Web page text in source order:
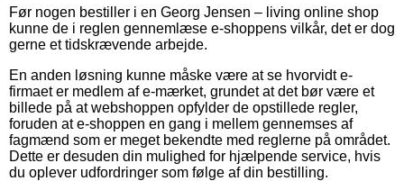
Før nogen bestiller i en Georg Jensen – living online shop
kunne de i reglen gennemlæse e-shoppens vilkår, det er dog
gerne et tidskrævende arbejde.
En anden løsning kunne måske være at se hvorvidt e-
firmaet er medlem af e-mærket, grundet at det bør være et
billede på at webshoppen opfylder de opstillede regler,
foruden at e-shoppen en gang i mellem gennemses af
fagmænd som er meget bekendte med reglerne på området.
Dette er desuden din mulighed for hjælpende service, hvis
du oplever udfordringer som følge af din bestilling.